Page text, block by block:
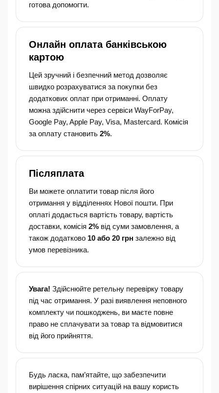
готова допомогти.
Онлайн оплата банківською
картою
Цей зручний і безпечний метод дозволяє
швидко розрахуватися за покупки без
додаткових оплат при отриманні. Оплату
можна здійснити через сервіси WayForPay,
Google Pay, Apple Pay, Visa, Mastercard. Комісія
за оплату становить 2%.
Післяплата
Ви можете оплатити товар після його
отримання у відділеннях Нової пошти. При
оплаті додається вартість товару, вартість
доставки, комісія 2% від суми замовлення, а
також додатково 10 або 20 грн залежно від
умов перевізника.
Увага! Здійснюйте ретельну перевірку товару
під час отримання. У разі виявлення неповного
комплекту чи пошкоджень, ви маєте повне
право не сплачувати за товар та відмовитися
від його прийняття.
Будь ласка, пам’ятайте, що забезпечити
вирішення спірних ситуацій на вашу користь